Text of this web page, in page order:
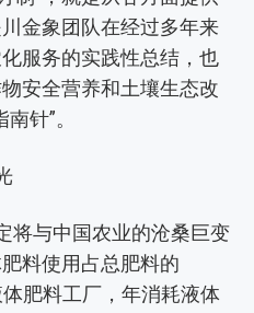
金象团队在经过多年来
服务的实践性总结，也
安全营养和土壤生态改
针”。
与中国农业的沧桑巨变
料使用占总肥料的
肥料工厂，年消耗液体